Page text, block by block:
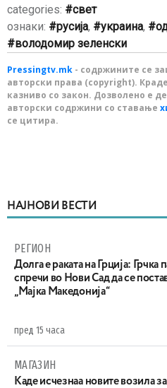
categories:
свет
ознаки:
русија, украина,
володомир зеленски
Pressingtv.mk - содржините се
авторски права (copyright).
казниво со закон. Дозволено е
авторски содржини со ставање
се цитира.
НАЈНОВИ ВЕСТИ
РЕГИОН
Долга е раката на Грција: Грчка
спречи во Нови Сад да се
„Мајка Македонија“
пред 15 часа
МАГАЗИН
Каде исчезнаа новите возила